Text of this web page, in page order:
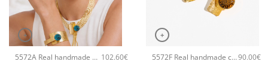
+
5572A Real handmade statement χειροποίητο κολιέ Catherine bijoux Τυρκουάζ 102.60€
+
5572F Real handmade crystal big χειροποίητα σκουλαρίκια Catherine bijoux Χρυσό90.00€